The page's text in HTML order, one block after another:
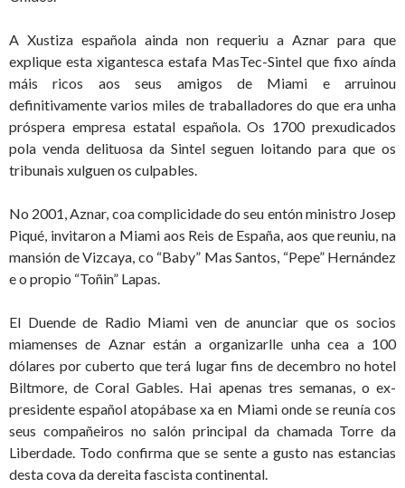
A Xustiza española ainda non requeriu a Aznar para que
explique esta xigantesca estafa MasTec-Sintel que fixo aínda
máis ricos aos seus amigos de Miami e arruinou
definitivamente varios miles de traballadores do que era unha
próspera empresa estatal española. Os 1700 prexudicados
pola venda delituosa da Sintel seguen loitando para que os
tribunais xulguen os culpables.
No 2001, Aznar, coa complicidade do seu entón ministro Josep
Piqué, invitaron a Miami aos Reis de España, aos que reuniu, na
mansión de Vizcaya, co “Baby” Mas Santos, “Pepe” Hernández
e o propio “Toñin” Lapas.
El Duende de Radio Miami ven de anunciar que os socios
miamenses de Aznar están a organizarlle unha cea a 100
dólares por cuberto que terá lugar fins de decembro no hotel
Biltmore, de Coral Gables. Hai apenas tres semanas, o ex-
presidente español atopábase xa en Miami onde se reunía cos
seus compañeiros no salón principal da chamada Torre da
Liberdade. Todo confirma que se sente a gusto nas estancias
desta cova da dereita fascista continental.